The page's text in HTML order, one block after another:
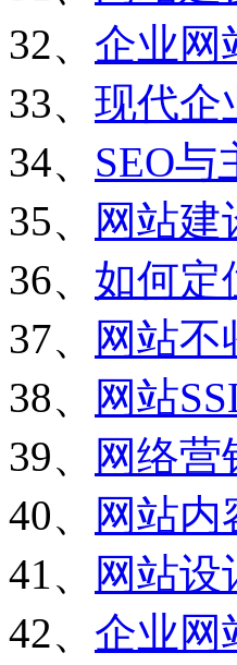
32、 企业网
33、 现代企
34、 SEO与
35、
网站
36、 如何定
37、
网站
38、
网站
39、
网络
40、
网站
41、
网站
42、 企业网